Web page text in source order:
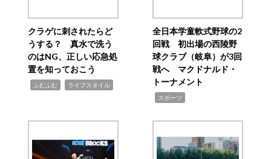
クラゲに刺されたらど
うする？ 真水で洗う
のはNG、正しい応急処
置を知っておこう
ふむふむ ライフスタイル
全日本学童軟式野球の2
回戦 初出場の西陵野
球クラブ（岐阜）が3回
戦へ マクドナルド・
トーナメント
スポーツ